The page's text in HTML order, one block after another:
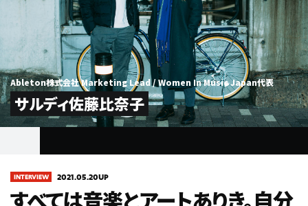
Ableton株式会社 Marketing Lead / Women In Music Japan代表
サルディ佐藤比奈子
INTERVIEW 2021.05.20UP
すべては音楽とアートありき。自分
STUDENT
生徒・卒業生
TEACHER
先生
PROJECT
取り組み
特集 このメディアについて